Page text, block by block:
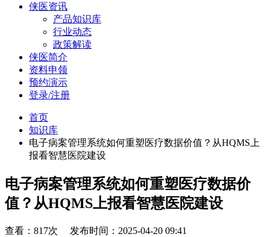
侠医资讯
产品知识库
行业动态
政策解读
侠医简介
资料申领
预约演示
登录/注册
首页
知识库
电子病案管理系统如何重塑医疗数据价值？从HQMS上
报看智慧医院建设
电子病案管理系统如何重塑医疗数据价
值？从HQMS上报看智慧医院建设
查看：817次 发布时间：2025-04-20 09:41